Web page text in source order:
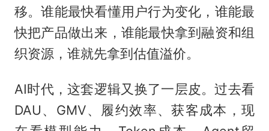
移。谁能最快看懂用户行为变化，谁能最
快把产品做出来，谁能最快拿到融资和组
织资源，谁就先拿到估值溢价。
AI时代，这套逻辑又换了一层皮。过去看
DAU、GMV、履约效率、获客成本，现